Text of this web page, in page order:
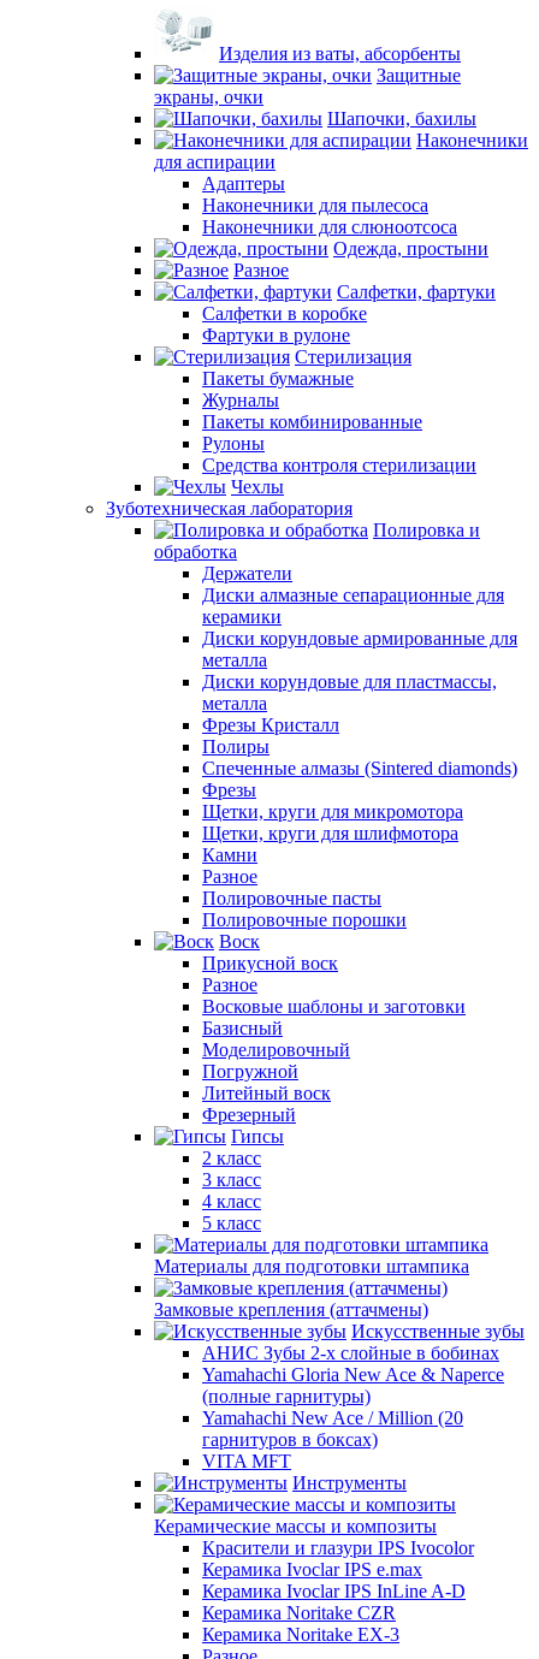
Изделия из ваты, абсорбенты
Защитные
экраны, очки
Шапочки, бахилы
Наконечники
для аспирации
Адаптеры
Наконечники для пылесоса
Наконечники для слюноотсоса
Одежда, простыни
Разное
Салфетки, фартуки
Салфетки в коробке
Фартуки в рулоне
Стерилизация
Пакеты бумажные
Журналы
Пакеты комбинированные
Рулоны
Средства контроля стерилизации
Чехлы
Зуботехническая лаборатория
Полировка и
обработка
Держатели
Диски алмазные сепарационные для
керамики
Диски корундовые армированные для
металла
Диски корундовые для пластмассы,
металла
Фрезы Кристалл
Полиры
Спеченные алмазы (Sintered diamonds)
Фрезы
Щетки, круги для микромотора
Щетки, круги для шлифмотора
Камни
Разное
Полировочные пасты
Полировочные порошки
Воск
Прикусной воск
Разное
Восковые шаблоны и заготовки
Базисный
Моделировочный
Погружной
Литейный воск
Фрезерный
Гипсы
2 класс
3 класс
4 класс
5 класс
Материалы для подготовки штампика
Замковые крепления (аттачмены)
Искусственные зубы
АНИС Зубы 2-х слойные в бобинах
Yamahachi Gloria New Ace & Naperce
(полные гарнитуры)
Yamahachi New Ace / Million (20
гарнитуров в боксах)
VITA MFT
Инструменты
Керамические массы и композиты
Красители и глазури IPS Ivocolor
Керамика Ivoclar IPS e.max
Керамика Ivoclar IPS InLine A-D
Керамика Noritake CZR
Керамика Noritake EX-3